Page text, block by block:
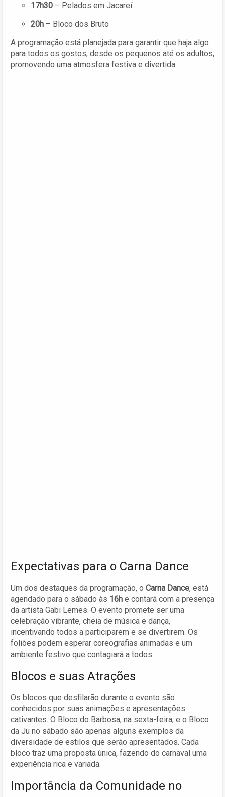
17h30 – Pelados em Jacareí
20h – Bloco dos Bruto
A programação está planejada para garantir que haja algo
para todos os gostos, desde os pequenos até os adultos,
promovendo uma atmosfera festiva e divertida.
Expectativas para o Carna Dance
Um dos destaques da programação, o Carna Dance, está
agendado para o sábado às 16h e contará com a presença
da artista Gabi Lemes. O evento promete ser uma
celebração vibrante, cheia de música e dança,
incentivando todos a participarem e se divertirem. Os
foliões podem esperar coreografias animadas e um
ambiente festivo que contagiará a todos.
Blocos e suas Atrações
Os blocos que desfilarão durante o evento são
conhecidos por suas animações e apresentações
cativantes. O Bloco do Barbosa, na sexta-feira, e o Bloco
da Ju no sábado são apenas alguns exemplos da
diversidade de estilos que serão apresentados. Cada
bloco traz uma proposta única, fazendo do carnaval uma
experiência rica e variada.
Importância da Comunidade no